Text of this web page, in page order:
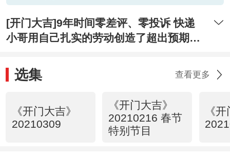
[开门大吉]9年时间零差评、零投诉 快递
小哥用自己扎实的劳动创造了超出预期的
选集 查看更多
《开门大吉》
20210309
《开门大吉》
20210216 春节
特别节目
《